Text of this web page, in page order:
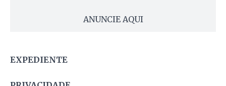
ANUNCIE AQUI
EXPEDIENTE